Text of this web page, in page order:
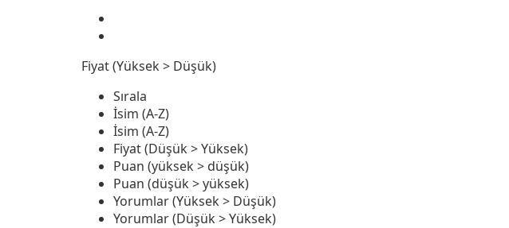
Fiyat (Yüksek > Düşük)
Sırala
İsim (A-Z)
İsim (A-Z)
Fiyat (Düşük > Yüksek)
Puan (yüksek > düşük)
Puan (düşük > yüksek)
Yorumlar (Yüksek > Düşük)
Yorumlar (Düşük > Yüksek)